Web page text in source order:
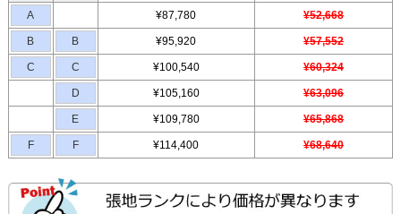
A
¥87,780 ¥52,668
B B ¥95,920 ¥57,552
C C ¥100,540 ¥60,324
D ¥105,160 ¥63,096
E ¥109,780 ¥65,868
F F ¥114,400 ¥68,640